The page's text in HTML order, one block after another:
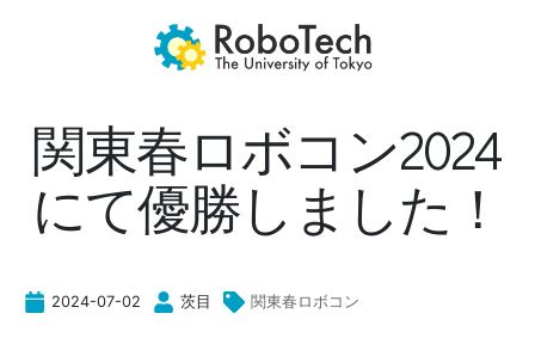
関東春ロボコン2024
にて優勝しました！
2024-07-02 茨目 関東春ロボコン